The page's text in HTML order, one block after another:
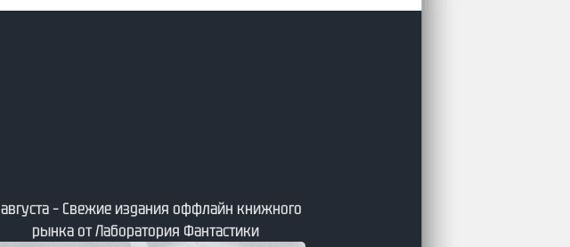
– Свежие издания оффлайн книжного
рынка от Лаборатория Фантастики